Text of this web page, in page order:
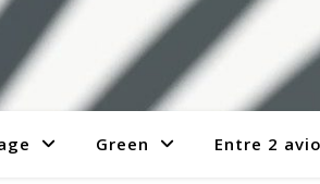
Green Entre 2